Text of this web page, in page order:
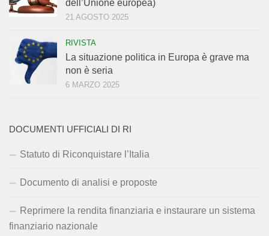
dell’Unione europea)
21 AGOSTO 2025
RIVISTA
La situazione politica in Europa è grave ma
non è seria
6 MARZO 2025
DOCUMENTI UFFICIALI DI RI
Statuto di Riconquistare l’Italia
Documento di analisi e proposte
Reprimere la rendita finanziaria e instaurare un sistema
finanziario nazionale